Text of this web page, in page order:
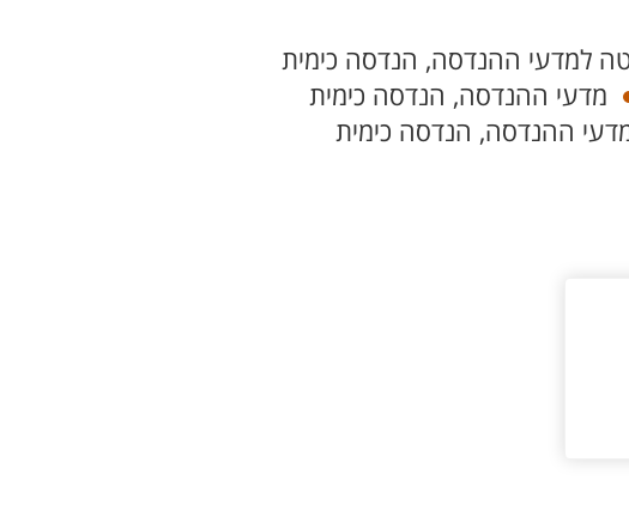
למדעי ההנדסה, הנדסה כימית
מדעי ההנדסה, הנדסה כימית
ההנדסה, הנדסה כימית
Staff